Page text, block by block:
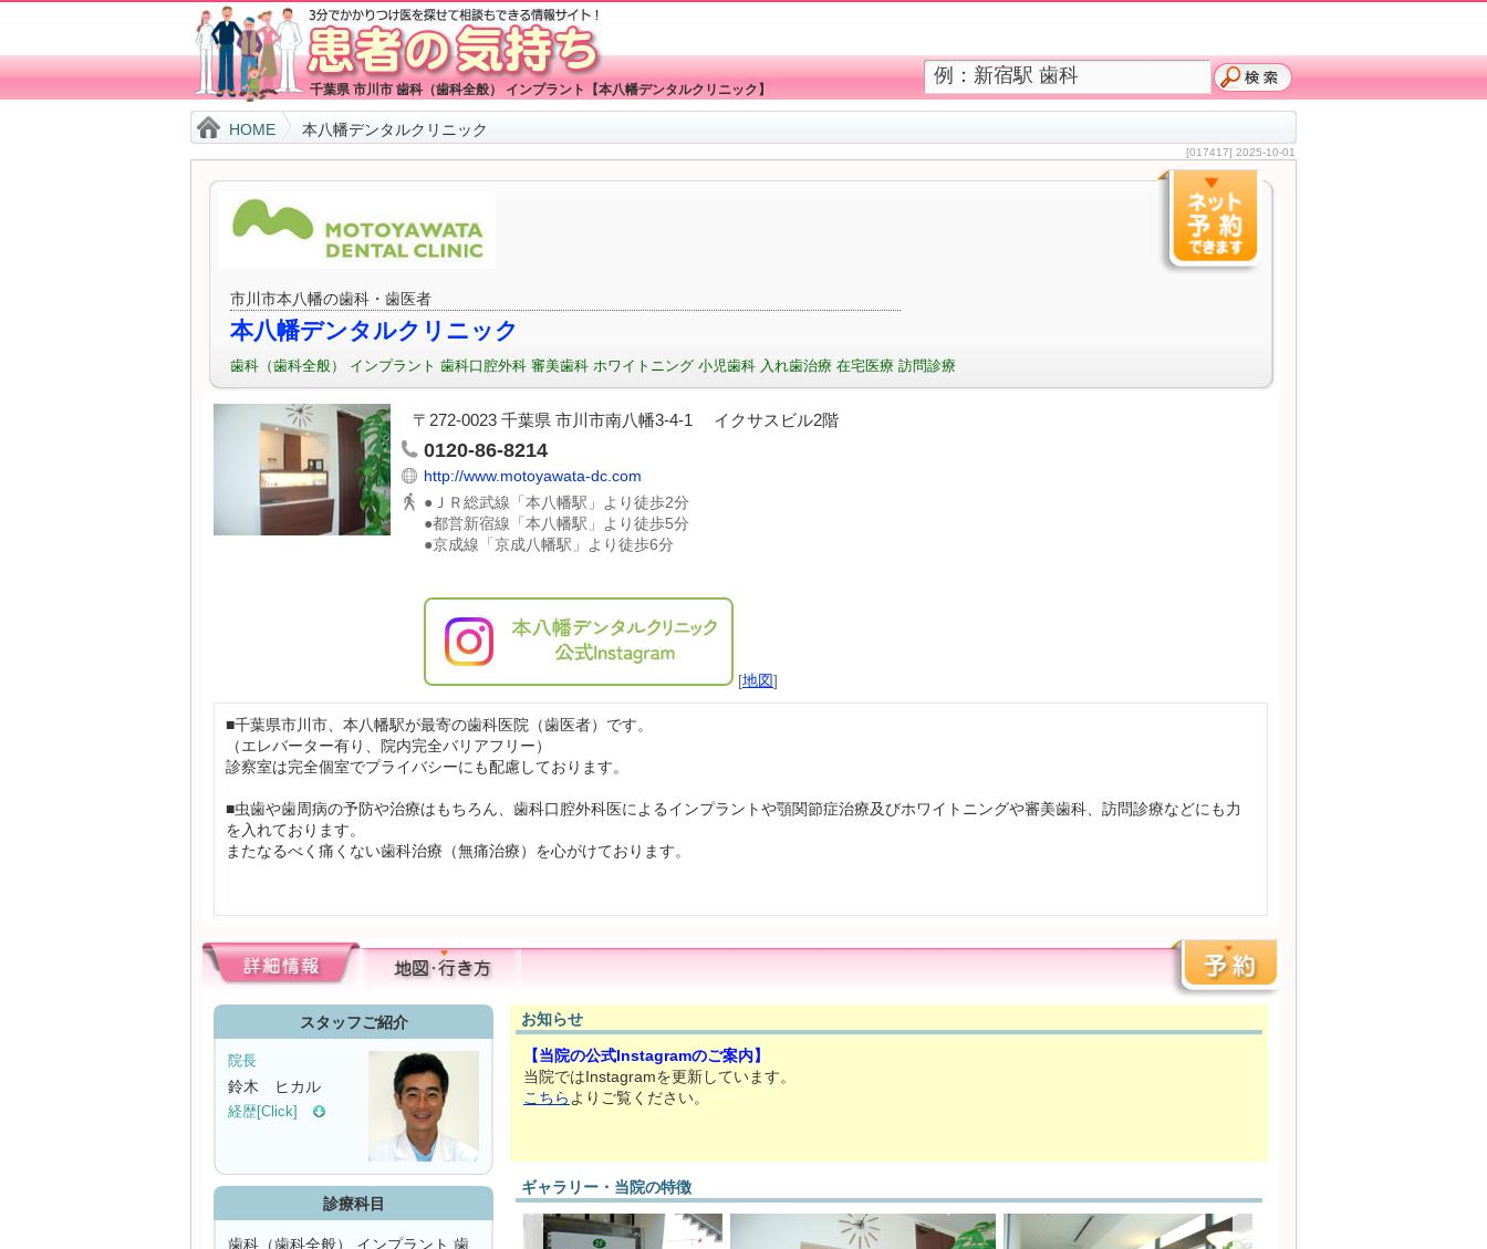
千葉県 市川市 歯科（歯科全般） インプラント【本八幡デンタルクリニック】
HOME 本八幡デンタルクリニック
[017417] 2025-10-01
市川市本八幡の歯科・歯医者
本八幡デンタルクリニック
歯科（歯科全般） インプラント 歯科口腔外科 審美歯科 ホワイトニング 小児歯科 入れ歯治療 在宅医療 訪問診療
〒272-0023 千葉県 市川市南八幡3-4-1 イクサスビル2階
0120-86-8214
http://www.motoyawata-dc.com
●ＪＲ総武線「本八幡駅」より徒歩2分
●都営新宿線「本八幡駅」より徒歩5分
●京成線「京成八幡駅」より徒歩6分
[地図]
■千葉県市川市、本八幡駅が最寄の歯科医院（歯医者）です。
（エレバーター有り、院内完全バリアフリー）
診察室は完全個室でプライバシーにも配慮しております。
■虫歯や歯周病の予防や治療はもちろん、歯科口腔外科医によるインプラントや顎関節症治療及びホワイトニングや審美歯科、訪問診療などにも力
を入れております。
またなるべく痛くない歯科治療（無痛治療）を心がけております。
スタッフご紹介
院長
鈴木 ヒカル
経歴[Click]
診療科目
歯科（歯科全般） インプラント 歯
お知らせ
【当院の公式Instagramのご案内】
当院ではInstagramを更新しています。
こちら よりご覧ください。
ギャラリー・当院の特徴